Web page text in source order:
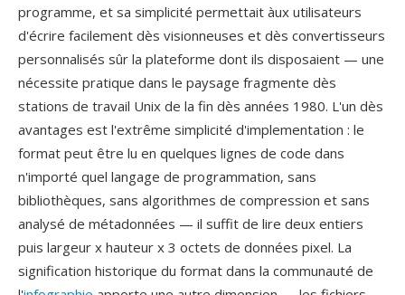
programme, et sa simplicité permettait àux utilisateurs
d'écrire facilement dès visionneuses et dès convertisseurs
personnalisés sûr la plateforme dont ils disposaient — une
nécessite pratique dans le paysage fragmente dès
stations de travail Unix de la fin dès années 1980. L'un dès
avantages est l'extrême simplicité d'implementation : le
format peut être lu en quelques lignes de code dans
n'importé quel langage de programmation, sans
bibliothèques, sans algorithmes de compression et sans
analysé de métadonnées — il suffit de lire deux entiers
puis largeur x hauteur x 3 octets de données pixel. La
signification historique du format dans la communauté de